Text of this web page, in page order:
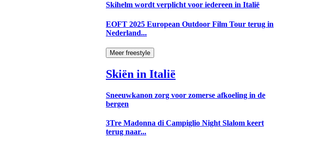
Skihelm wordt verplicht voor iedereen in Italië
EOFT 2025 European Outdoor Film Tour terug in
Nederland...
Meer freestyle
Skiën in Italië
Sneeuwkanon zorg voor zomerse afkoeling in de
bergen
3Tre Madonna di Campiglio Night Slalom keert
terug naar...